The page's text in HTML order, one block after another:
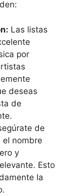
Las listas
por
deseas
de
de
el nombre
y
Esto
la